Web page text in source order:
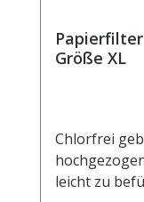
Größe XL
Chlorfrei
leicht zu